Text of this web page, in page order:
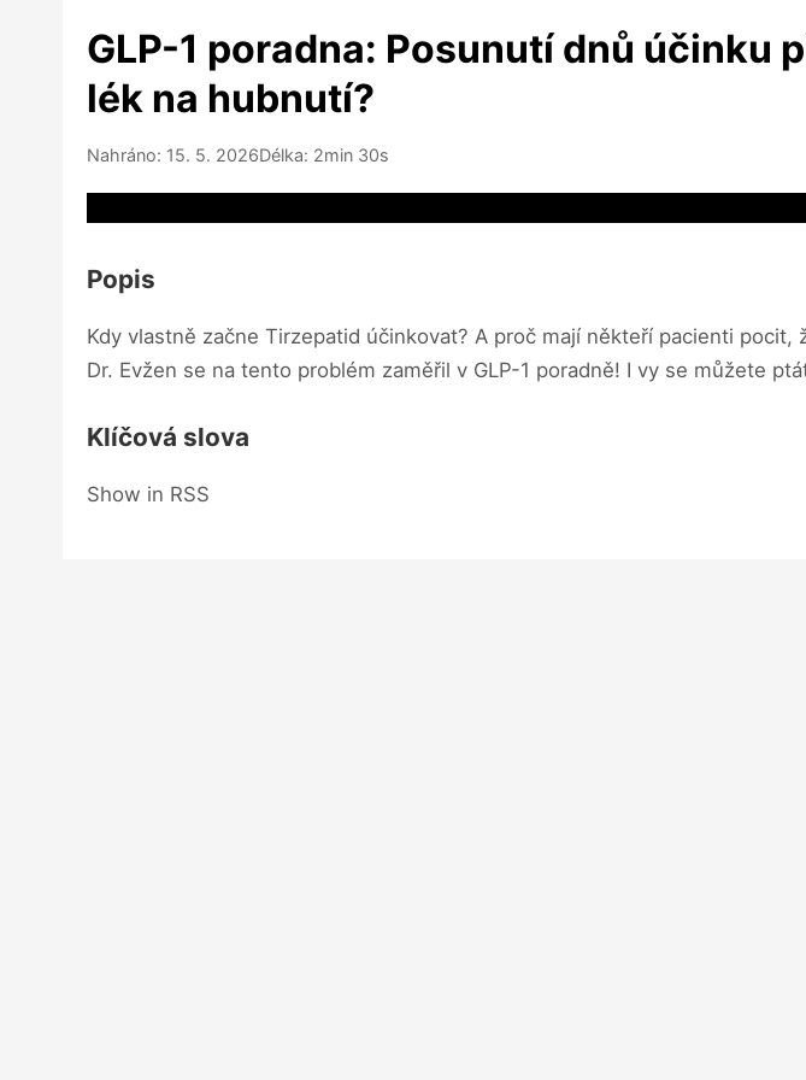
GLP-1 poradna: Posunutí dnů účinku
lék na hubnutí?
Nahráno: 15. 5. 2026Délka: 2min 30s
Popis
Kdy vlastně začne Tirzepatid účinkovat? A proč mají někteří pacienti
Dr. Evžen se na tento problém zaměřil v GLP-1 poradně! I vy se můžete
Klíčová slova
Show in RSS